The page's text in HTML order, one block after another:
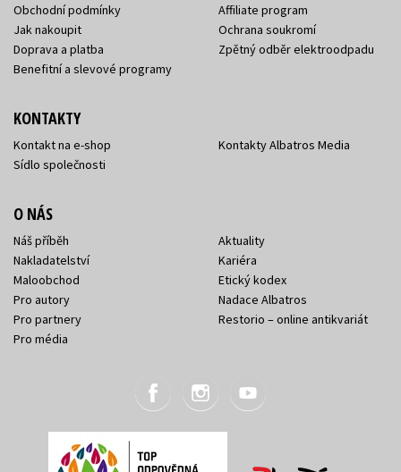
Obchodní podmínky
Jak nakoupit
Doprava a platba
Benefitní a slevové programy
Affiliate program
Ochrana soukromí
Zpětný odběr elektroodpadu
KONTAKTY
Kontakt na e-shop
Sídlo společnosti
Kontakty Albatros Media
O NÁS
Náš příběh
Nakladatelství
Maloobchod
Pro autory
Pro partnery
Pro média
Aktuality
Kariéra
Etický kodex
Nadace Albatros
Restorio – online antikvariát